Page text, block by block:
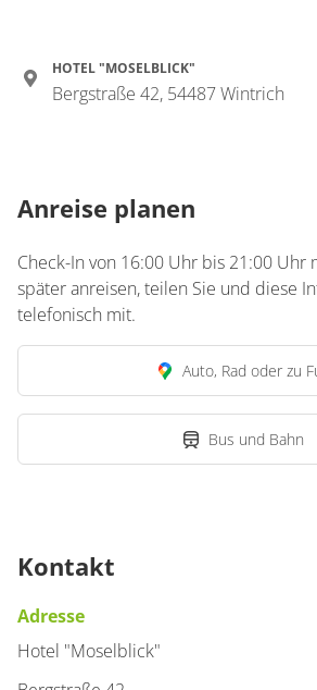
HOTEL "MOSELBLICK"
Bergstraße 42, 54487 Wintrich
Anreise planen
Check-In von 16:00 Uhr bis 21:00 Uhr
später anreisen, teilen Sie und diese
telefonisch mit.
Auto, Rad oder zu
Bus und Bahn
Kontakt
Adresse
Hotel "Moselblick"